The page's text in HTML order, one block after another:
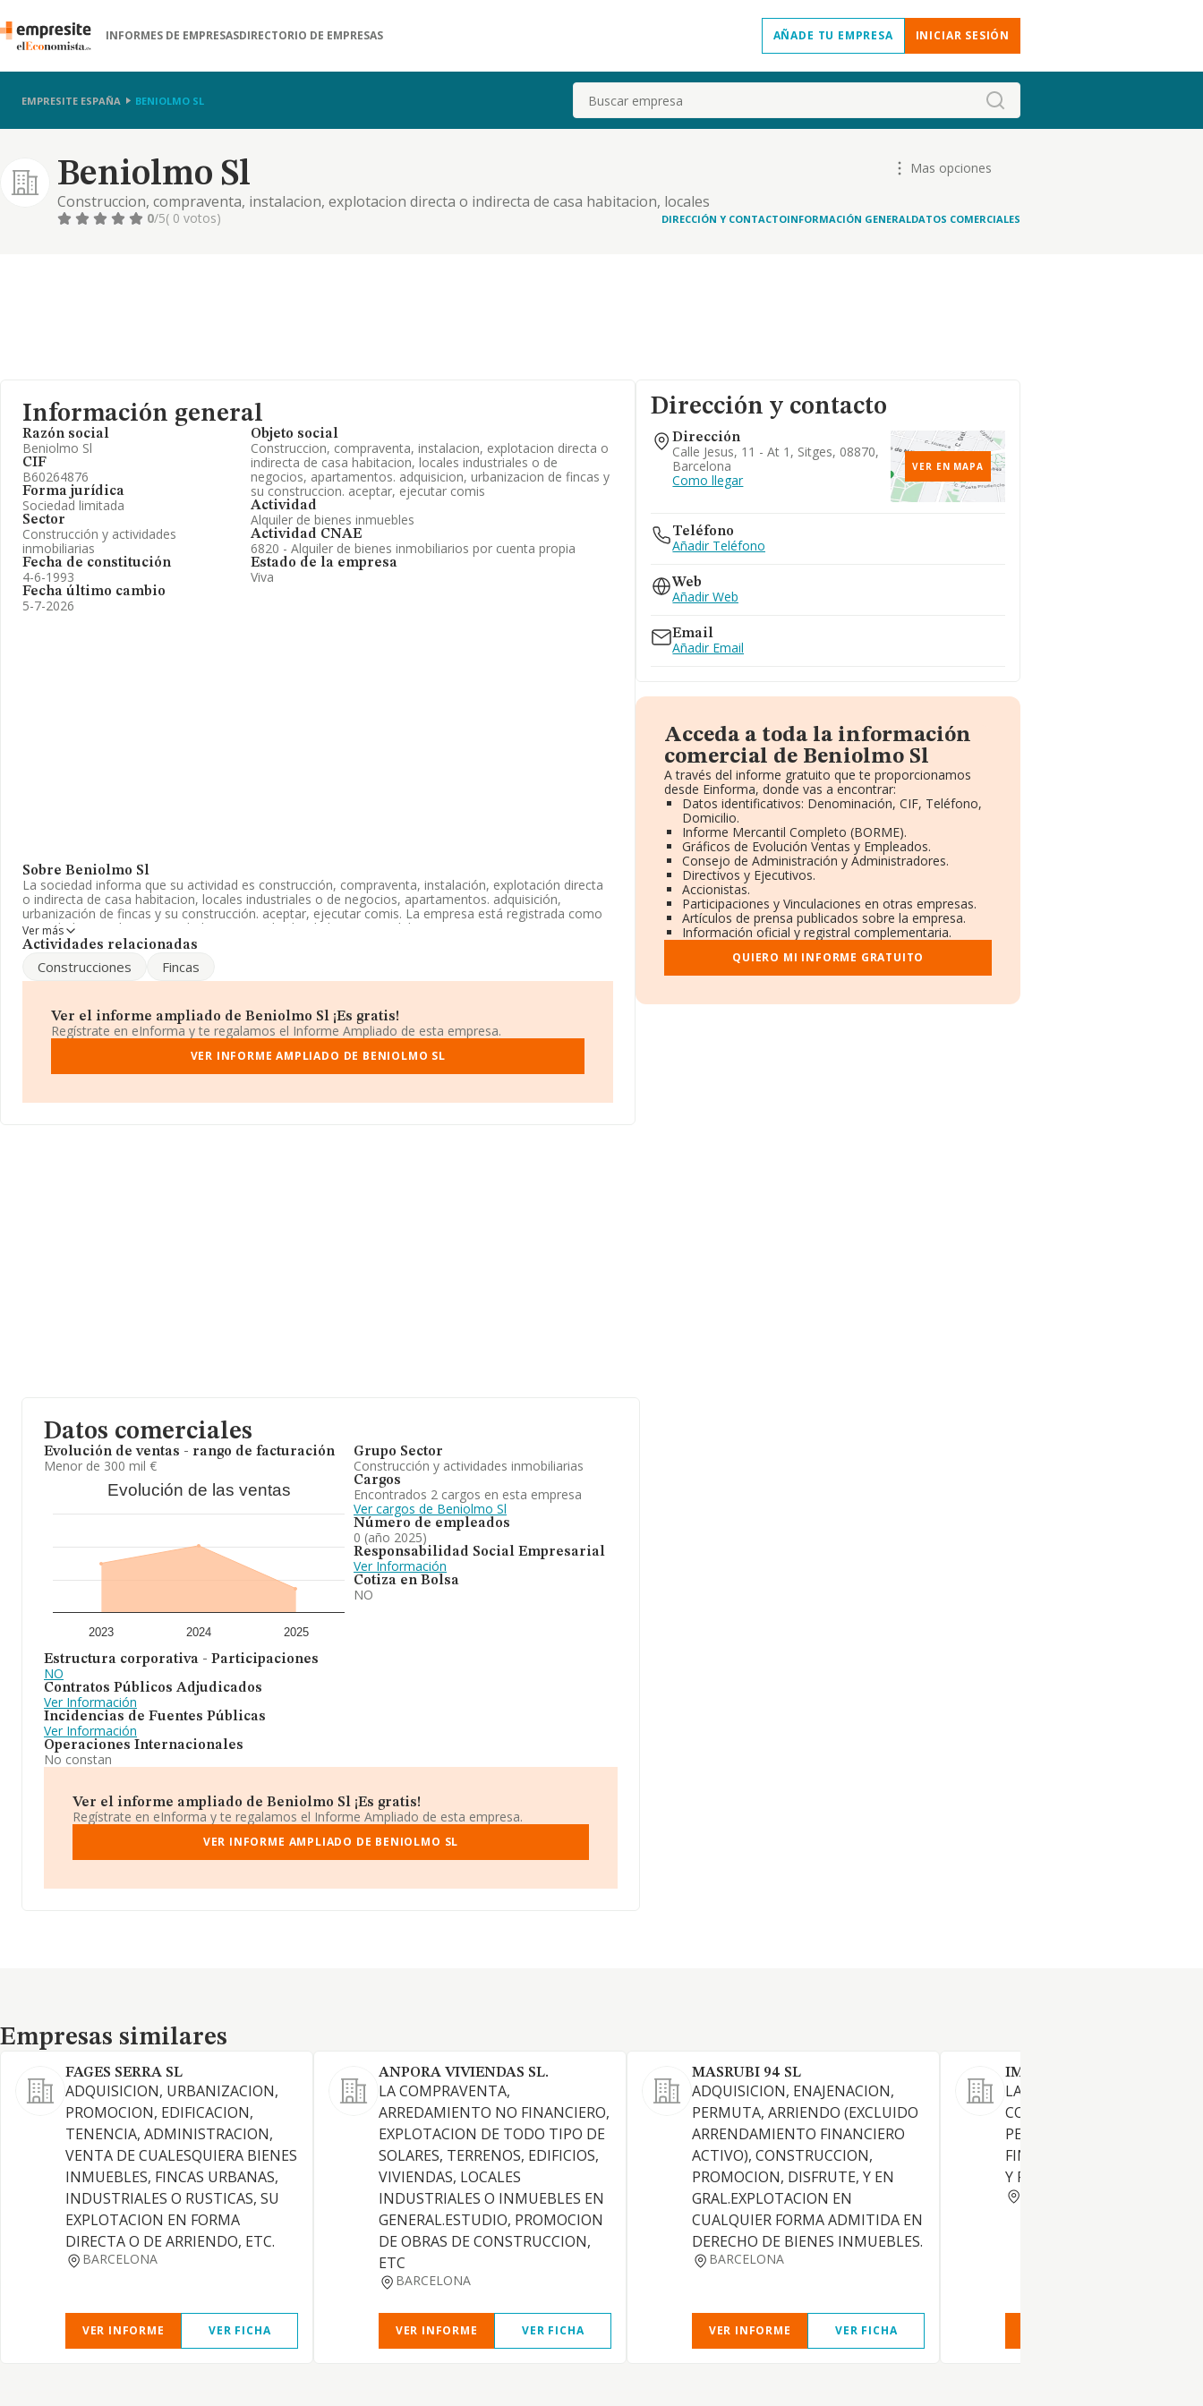
INFORMES DE EMPRESASDIRECTORIO DE EMPRESAS AÑADE TU EMPRESA INICIAR SESIÓN
EMPRESITE ESPAÑA BENIOLMO SL Buscar
Beniolmo Sl
Construccion, compraventa, instalacion, explotacion directa o indirecta de casa habitacion, locales
industriales o de negocios, apartamentos. adquisicion, urbanizacion de fincas y su construccion.
Mas opciones
0/5( 0 votos) DIRECCIÓN Y CONTACTOINFORMACIÓN GENERALDATOS COMERCIALES
Información general
Razón social
Beniolmo Sl
CIF
B60264876
Forma jurídica
Sociedad limitada
Sector
Construcción y actividades
inmobiliarias
Fecha de constitución
4-6-1993
Fecha último cambio
5-7-2026
Objeto social
Construccion, compraventa, instalacion, explotacion directa o
indirecta de casa habitacion, locales industriales o de
negocios, apartamentos. adquisicion, urbanizacion de fincas y
su construccion. aceptar, ejecutar comis
Actividad
Alquiler de bienes inmuebles
Actividad CNAE
6820 - Alquiler de bienes inmobiliarios por cuenta propia
Estado de la empresa
Viva
Sobre Beniolmo Sl
La sociedad informa que su actividad es construcción, compraventa, instalación, explotación directa
o indirecta de casa habitacion, locales industriales o de negocios, apartamentos. adquisición,
urbanización de fincas y su construcción. aceptar, ejecutar comis. La empresa está registrada como
Sociedad Limitada. Su actividad CNAE es 'Alquiler de bienes inmobiliarios por cuenta propia' con
código 6820. No realiza actividad de importación y/o exportación.
No ha habido variación en cuanto al número de empleados con respecto al 2024 y según los datos a
disposición de INFORMA, ha tenido un número de empleados por debajo de la media de sector.
La sociedad Beniolmo S.L, con CIF B60264876, tiene domicilio fiscal en Calle Jesús núm. 11 At 1,
(08870), en el municipio de Sitges, en Barcelona, Cataluña.
En relación con el sector y disponiendo de los datos de hasta 132.937 empresas, a nivel nacional la
facturación asciende a 22.485 millones de euros y el promedio de la facturación de ventas entre
en 2025, la media de antigüedad desde la constitución es de 24 años. La media de empleados de las
Ver más
Actividades relacionadas
Construcciones Fincas
Ver el informe ampliado de Beniolmo Sl ¡Es gratis!
Regístrate en eInforma y te regalamos el Informe Ampliado de esta empresa.
VER INFORME AMPLIADO DE BENIOLMO SL
Dirección y contacto
Dirección
Calle Jesus, 11 - At 1, Sitges, 08870,
Barcelona
Como llegar
VER EN MAPA
Teléfono
Añadir Teléfono
Web
Añadir Web
Email
Añadir Email
Acceda a toda la información
comercial de Beniolmo Sl
A través del informe gratuito que te proporcionamos
desde Einforma, donde vas a encontrar:
Datos identificativos: Denominación, CIF, Teléfono,
Domicilio.
Informe Mercantil Completo (BORME).
Gráficos de Evolución Ventas y Empleados.
Consejo de Administración y Administradores.
Directivos y Ejecutivos.
Accionistas.
Participaciones y Vinculaciones en otras empresas.
Artículos de prensa publicados sobre la empresa.
Información oficial y registral complementaria.
QUIERO MI INFORME GRATUITO
Datos comerciales
Evolución de ventas - rango de facturación
Menor de 300 mil €
Evolución de las ventas
2023 2024 2025
Estructura corporativa - Participaciones
NO
Contratos Públicos Adjudicados
Ver Información
Incidencias de Fuentes Públicas
Ver Información
Operaciones Internacionales
No constan
Grupo Sector
Construcción y actividades inmobiliarias
Cargos
Encontrados 2 cargos en esta empresa
Ver cargos de Beniolmo Sl
Número de empleados
0 (año 2025)
Responsabilidad Social Empresarial
Ver Información
Cotiza en Bolsa
NO
Ver el informe ampliado de Beniolmo Sl ¡Es gratis!
Regístrate en eInforma y te regalamos el Informe Ampliado de esta empresa.
VER INFORME AMPLIADO DE BENIOLMO SL
Empresas similares
Empresas similares
FAGES SERRA SL
ADQUISICION, URBANIZACION,
PROMOCION, EDIFICACION,
TENENCIA, ADMINISTRACION,
VENTA DE CUALESQUIERA BIENES
INMUEBLES, FINCAS URBANAS,
INDUSTRIALES O RUSTICAS, SU
EXPLOTACION EN FORMA
DIRECTA O DE ARRIENDO, ETC.
BARCELONA
VER INFORME VER FICHA
ANPORA VIVIENDAS SL.
LA COMPRAVENTA,
ARREDAMIENTO NO FINANCIERO,
EXPLOTACION DE TODO TIPO DE
SOLARES, TERRENOS, EDIFICIOS,
VIVIENDAS, LOCALES
INDUSTRIALES O INMUEBLES EN
GENERAL.ESTUDIO, PROMOCION
DE OBRAS DE CONSTRUCCION,
ETC
BARCELONA
VER INFORME VER FICHA
MASRUBI 94 SL
ADQUISICION, ENAJENACION,
PERMUTA, ARRIENDO (EXCLUIDO
ARRENDAMIENTO FINANCIERO
ACTIVO), CONSTRUCCION,
PROMOCION, DISFRUTE, Y EN
GRAL.EXPLOTACION EN
CUALQUIER FORMA ADMITIDA EN
DERECHO DE BIENES INMUEBLES.
BARCELONA
VER INFORME VER FICHA
IMMOBLES LECHA SOLER
LA PROMOCION,
CONSTRUCCION,
PERMUTA Y
FINCAS URBANAS,
Y RUSTICAS.